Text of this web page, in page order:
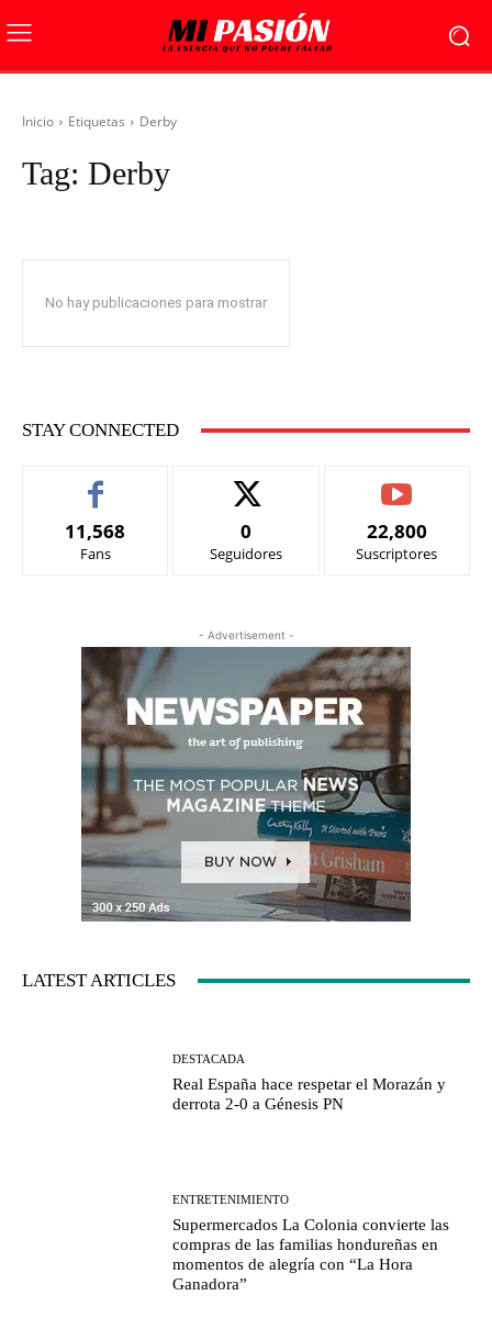
Inicio Etiquetas Derby
Tag: Derby
No hay publicaciones para mostrar
STAY CONNECTED
11,568
Fans
0
Seguidores
22,800
Suscriptores
- Advertisement -
LATEST ARTICLES
DESTACADA
Real España hace respetar el Morazán y
derrota 2-0 a Génesis PN
ENTRETENIMIENTO
Supermercados La Colonia convierte las
compras de las familias hondureñas en
momentos de alegría con “La Hora
Ganadora”